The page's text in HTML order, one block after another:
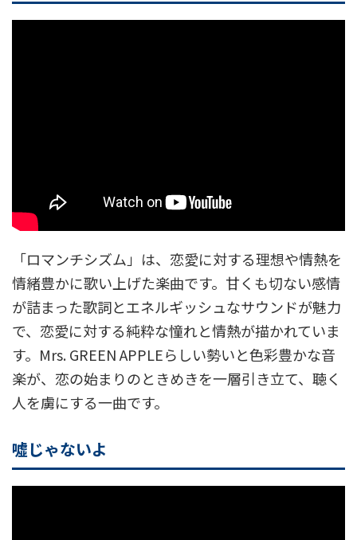
「ロマンチシズム」は、恋愛に対する理想や情熱を
情緒豊かに歌い上げた楽曲です。甘くも切ない感情
が詰まった歌詞とエネルギッシュなサウンドが魅力
で、恋愛に対する純粋な憧れと情熱が描かれていま
す。Mrs. GREEN APPLEらしい勢いと色彩豊かな音
楽が、恋の始まりのときめきを一層引き立て、聴く
人を虜にする一曲です。
噓じゃないよ